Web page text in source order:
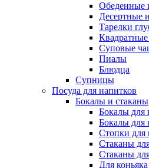
Обеденные
Десертные
Тарелки
Квадратные
Суповые
Пиалы
Блюдца
Супницы
Посуда для напитков
Бокалы и стаканы
Бокалы для
Бокалы для
Стопки для
Стаканы
Стаканы
Для